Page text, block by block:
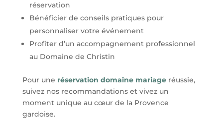
réservation
Bénéficier de conseils pratiques pour
personnaliser votre événement
Profiter d’un accompagnement professionnel
au Domaine de Christin
Pour une réservation domaine mariageréussie,
suivez nos recommandations et vivez un
moment unique au cœur de la Provence
gardoise.